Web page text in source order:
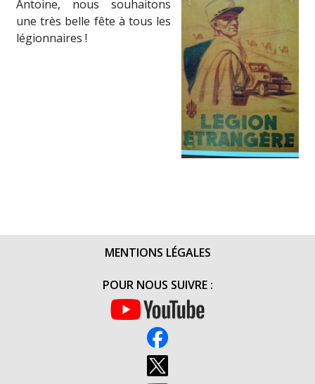
Antoine, nous souhaitons
une très belle fête à tous les
légionnaires !
MENTIONS LÉGALES
POUR NOUS SUIVRE :